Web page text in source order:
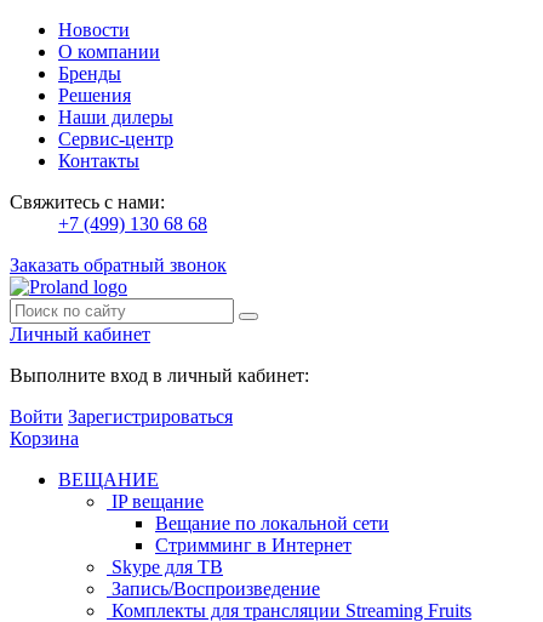
Новости
О компании
Бренды
Решения
Наши дилеры
Сервис-центр
Контакты
Свяжитесь с нами:
+7 (499) 130 68 68
Заказать обратный звонок
Личный кабинет
Выполните вход в личный кабинет:
Войти Зарегистрироваться
Корзина
ВЕЩАНИЕ
IP вещание
Вещание по локальной сети
Стримминг в Интернет
Skype для ТВ
Запись/Воспроизведение
Комплекты для трансляции Streaming Fruits